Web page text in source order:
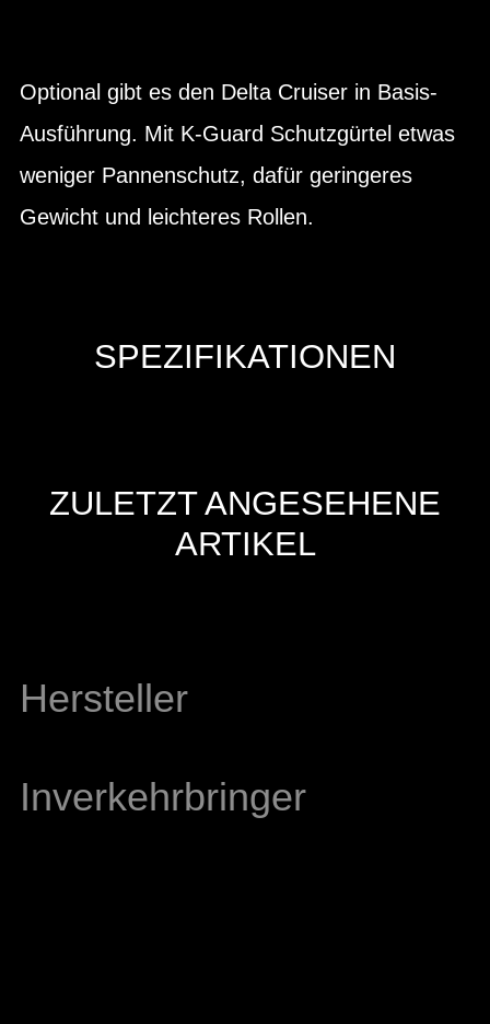
Optional gibt es den Delta Cruiser in Basis-
Ausführung. Mit K-Guard Schutzgürtel etwas
weniger Pannenschutz, dafür geringeres
Gewicht und leichteres Rollen.
SPEZIFIKATIONEN
ZULETZT ANGESEHENE
ARTIKEL
Hersteller
Inverkehrbringer